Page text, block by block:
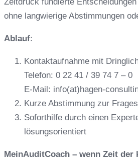
ohne langwierige Abstimmungen
Ablauf:
Kontaktaufnahme mit
Telefon: 0 22 41 / 39 74 7 – 0
E-Mail: info(at)hagen-
Kurze Abstimmung zur
Soforthilfe durch einen
lösungsorientiert
MeinAuditCoach – wenn Zeit